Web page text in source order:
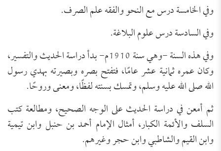
وفي الخامسة درس مع النحو والفقه علم الصرف.
وفي السادسة درس علوم البلاغة.
وفي هذه السنة -وهي سنة 1910م- بدأ دراسة الحديث والتفسير،
وكان عمره ثمانية عشر عامًا، فتفتح بصره وبصيرته بهدي رسول
الله صلى الله عليه وسلم، وتمسك بسنته لفظًا، ومعنى وروحًا.
ثم أمعن في دراسة الحديث على الوجه الصحيح، ومطالعة كتب
السلف والأئمة الكبار، أمثال الإمام أحمد بن حنبل وابن تيمية
وابن القيم والشاطبي وابن حجر وغيرهم.